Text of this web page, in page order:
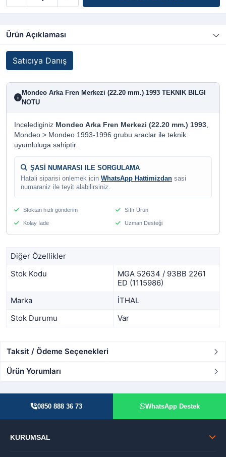
Ürün Açıklaması
Satıcıya Danış
i
Mondeo Arka Fren Merkezi (22.20 mm.) 1993 TEKNIK BILGI
NOTU
Incelediginiz Mondeo Arka Fren Merkezi (22.20 mm.) 1993,
Mondeo > Mondeo 1993-1996 grubu araclar ile teknik
uyumluluga sahiptir.
ŞASİ NUMARASI ILE SORGULAMA
Hatali siparisi onlemek icin WhatsApp Hattimizdan sasi
numaraniz ile teyit alabilirsiniz.
Stoktan hızlı gönderim Sıfır Ürün
Kolay İade Uzman Desteği
Diğer Özellikler
Stok Kodu
MGA 52634 / 93BB 2261
ED (1115986)
Marka
İTHAL
Stok Durumu
Var
Taksit / Ödeme Seçenekleri
Ürün Yorumları
0850 888 36 73 WhatsApp Destek
KURUMSAL